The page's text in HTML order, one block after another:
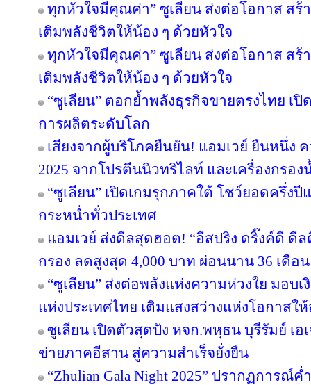
ทุกหัวใจมีคุณค่า” ซูเลียน ส่งต่อโอกาส สร้
เติมพลังชีวิตให้น้อง ๆ ด้วยหัวใจ
ทุกหัวใจมีคุณค่า” ซูเลียน ส่งต่อโอกาส สร้
เติมพลังชีวิตให้น้อง ๆ ด้วยหัวใจ
“ซูเลียน” ตอกย้ำพลังธุรกิจขายตรงไทย เ
การผลิตระดับโลก
เสียงจากผู้บริโภคยืนยัน! แอมเวย์ ยืนหนึ่ง ค
2025 จากโปรตีนนิวทริไลท์ และเครื่องกรอง
“ซูเลียน” เปิดเกมรุกภาคใต้ โชว์ยอดครึ่ง
กระหน่ำทั่วประเทศ
แอมเวย์ ส่งดีลสุดฮอต! “อีสปริง ดริ๊งค์ดี ดี
กรอง ลดสูงสุด 4,000 บาท ผ่อนนาน 36 เดือน
“ซูเลียน” ส่งต่อพลังแห่งความห่วงใย มอ
แห่งประเทศไทย เติมแสงสว่างแห่งโอกาสใ
ซูเลียน เปิดตัวสุดปัง หจก.พหุธน บุรีรัมย์ เอ
ข่ายภาคอีสาน สู่ความสำเร็จยั่งยืน
“Zhulian Gala Night 2025” ปรากฏการณ์